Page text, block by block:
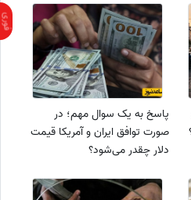
پاسخ به یک سوال مهم؛ در
صورت توافق ایران و آمریکا قیمت
دلار چقدر می‌شود؟